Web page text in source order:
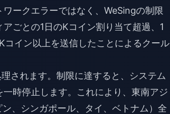
ークエラーではなく、WeSingの制限
ごとの1日のKコイン割り当て超過、1
イン以上を送信したことによるクール
されます。制限に達すると、システム
時停止します。これにより、東南アジ
、シンガポール、タイ、ベトナム）全